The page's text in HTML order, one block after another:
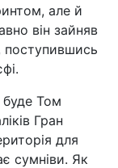
але й
він зайняв
поступившись
буде Том
Гран
для
сумніви. Як